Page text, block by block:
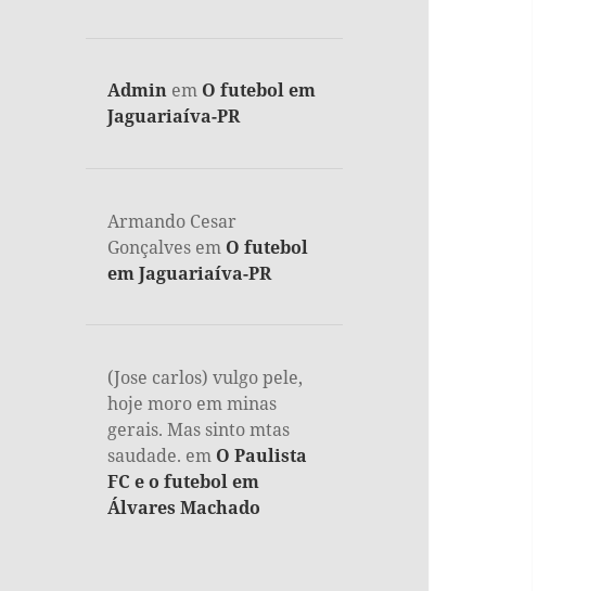
Admin em O futebol em
Jaguariaíva-PR
Armando Cesar
Gonçalves em O futebol
em Jaguariaíva-PR
(Jose carlos) vulgo pele,
hoje moro em minas
gerais. Mas sinto mtas
saudade. em O Paulista
FC e o futebol em
Álvares Machado